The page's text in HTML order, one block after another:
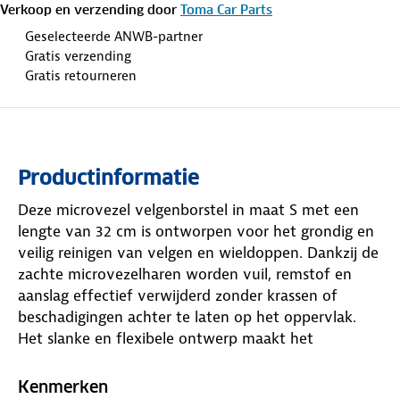
Verkoop en verzending door Toma Car Parts
Geselecteerde ANWB-partner
Gratis verzending
Gratis retourneren
Productinformatie
Deze microvezel velgenborstel in maat S met een
lengte van 32 cm is ontworpen voor het grondig en
veilig reinigen van velgen en wieldoppen. Dankzij de
zachte microvezelharen worden vuil, remstof en
aanslag effectief verwijderd zonder krassen of
beschadigingen achter te laten op het oppervlak.
Het slanke en flexibele ontwerp maakt het
reinigen, zoals de binnenkant van velgen en smalle
Kenmerken